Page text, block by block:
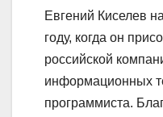
Евгений Киселев
году, когда он
российской
информационных
программиста.